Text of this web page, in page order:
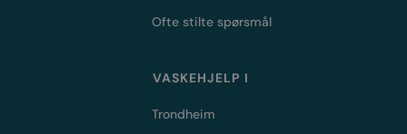
Ofte stilte spørsmål
VASKEHJELP I
Trondheim